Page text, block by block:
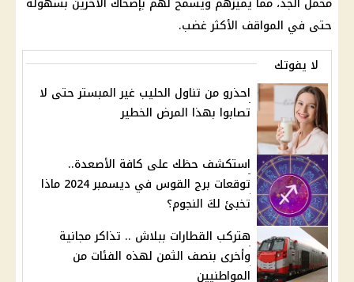
حتى في المواقف الأكثر غضب.
لا يفوتك
احذرو من تناول الحليب غير المبستر حتى لا
تصابوا بهذا المرض الخطير
استكشف حظك على كافة الأصعدة..
توقعات برج القوس في ديسمبر 2024 ماذا
تخبئ لكَ النجوم؟
هتركب القطارات ببلاش .. تذاكر مجانية
وأخرى بنصف الثمن لهذه الفئات من
المواطنيين